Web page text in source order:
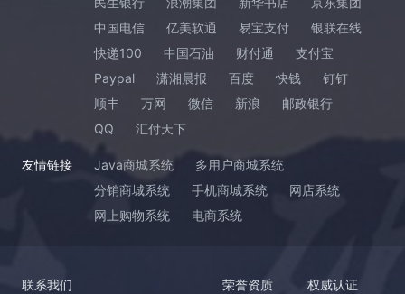
中国电信
亿美软通 易宝支付
银联在线
快递100
中国石油 财付通
支付宝
Paypal
潇湘晨报 百度 快钱
钉钉
顺丰
万网 微信 新浪
邮政银行
QQ
汇付天下
友情链接 Java商城系统
多用户商城系统
分销商城系统
手机商城系统
网店系统
网上购物系统
电商系统
联系我们
荣誉资质
权威认证